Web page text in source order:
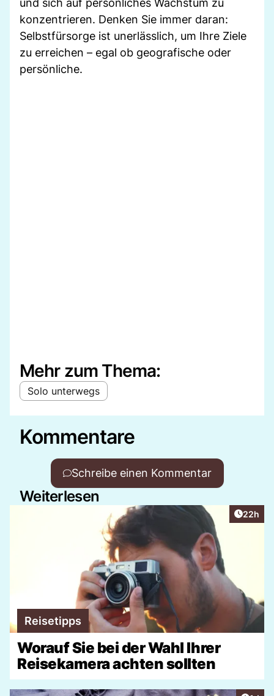
und sich auf persönliches Wachstum zu
konzentrieren. Denken Sie immer daran:
Selbstfürsorge ist unerlässlich, um Ihre Ziele
zu erreichen – egal ob geografische oder
persönliche.
Mehr zum Thema:
Solo unterwegs
Kommentare
Schreibe einen Kommentar
Weiterlesen
Artikel
22h
Reisetipps
Worauf Sie bei der Wahl Ihrer
Reisekamera achten sollten